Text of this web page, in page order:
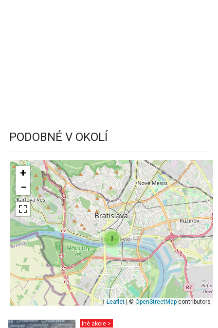
PODOBNÉ V OKOLÍ
3
+
−
Leaflet| © OpenStreetMap contributors
Iné akcie >